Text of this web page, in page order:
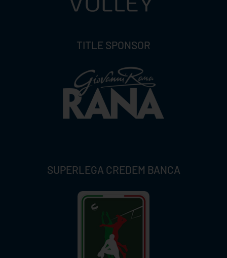
TITLE SPONSOR
SUPERLEGA CREDEM BANCA